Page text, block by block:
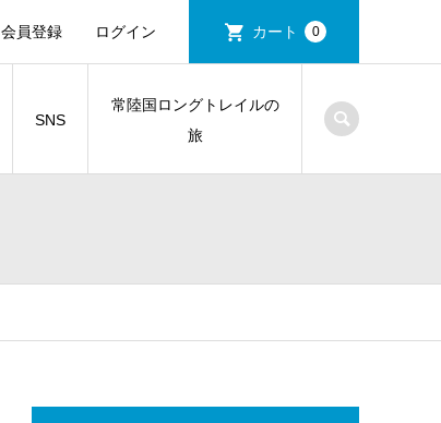
会員登録 ログイン カート 0
SNS
常陸国ロングトレイルの
旅